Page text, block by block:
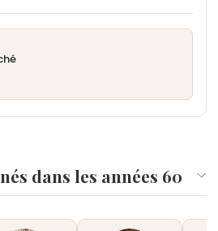
dans les années 60